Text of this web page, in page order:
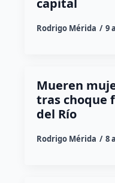
Rodrigo Mérida 9
Mueren
tras choque
del Río
Rodrigo Mérida 8